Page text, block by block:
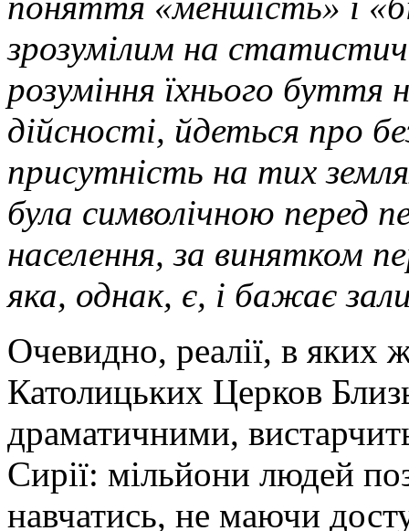
зрозумілим на
розуміння їхнього
дійсності, йдеться про
присутність на тих
була символічною перед
населення, за винятком
яка, однак, є, і бажає
Очевидно, реалії, в яких
Католицьких Церков
драматичними,
Сирії: мільйони людей
навчатись, не маючи